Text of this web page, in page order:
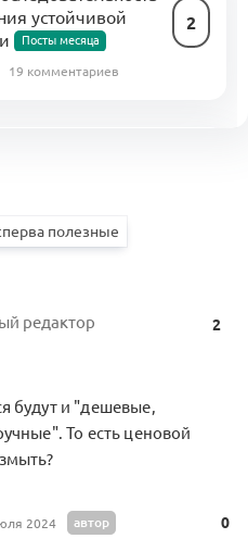
устойчивой
Посты месяца
2
19 комментариев
создания
редактор 2
будут и "дешевые,
То есть ценовой
2024
автор
0